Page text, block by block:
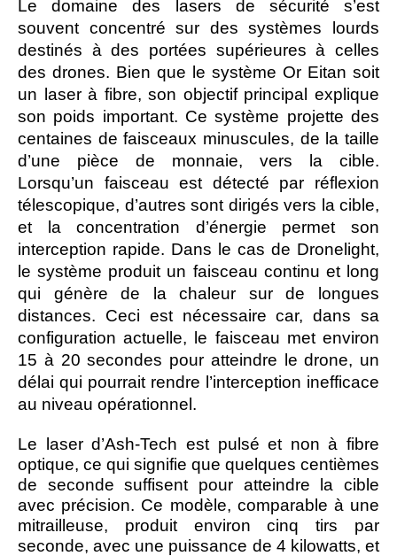
Le domaine des lasers de sécurité s’est
souvent concentré sur des systèmes lourds
destinés à des portées supérieures à celles
des drones. Bien que le système Or Eitan soit
un laser à fibre, son objectif principal explique
son poids important. Ce système projette des
centaines de faisceaux minuscules, de la taille
d’une pièce de monnaie, vers la cible.
Lorsqu’un faisceau est détecté par réflexion
télescopique, d’autres sont dirigés vers la cible,
et la concentration d’énergie permet son
interception rapide. Dans le cas de Dronelight,
le système produit un faisceau continu et long
qui génère de la chaleur sur de longues
distances. Ceci est nécessaire car, dans sa
configuration actuelle, le faisceau met environ
15 à 20 secondes pour atteindre le drone, un
délai qui pourrait rendre l’interception inefficace
au niveau opérationnel.
Le laser d’Ash-Tech est pulsé et non à fibre
optique, ce qui signifie que quelques centièmes
de seconde suffisent pour atteindre la cible
avec précision. Ce modèle, comparable à une
mitrailleuse, produit environ cinq tirs par
seconde, avec une puissance de 4 kilowatts, et